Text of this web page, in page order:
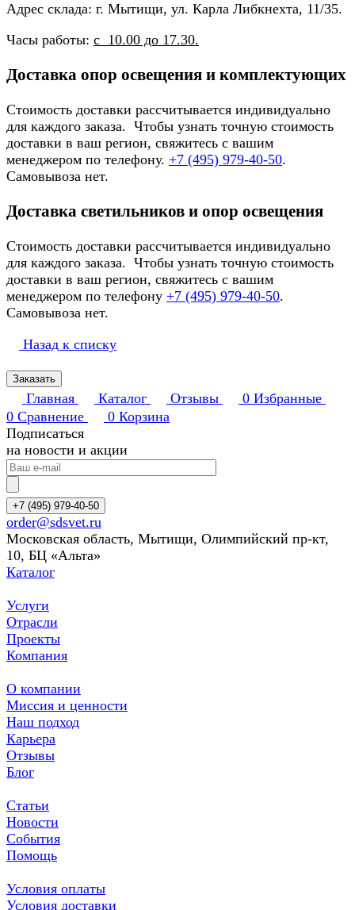
Адрес склада: г. Мытищи, ул. Карла Либкнехта, 11/35.
Часы работы: с 10.00 до 17.30.
Доставка опор освещения и комплектующих
Стоимость доставки рассчитывается индивидуально
для каждого заказа. Чтобы узнать точную стоимость
доставки в ваш регион, свяжитесь с вашим
менеджером по телефону. +7 (495) 979-40-50.
Самовывоза нет.
Доставка светильников и опор освещения
Стоимость доставки рассчитывается индивидуально
для каждого заказа. Чтобы узнать точную стоимость
доставки в ваш регион, свяжитесь с вашим
менеджером по телефону +7 (495) 979-40-50.
Самовывоза нет.
Назад к списку
Заказать
Главная Каталог Отзывы 0 Избранные
0 Сравнение 0 Корзина
Подписаться
на новости и акции
+7 (495) 979-40-50
order@sdsvet.ru
Московская область, Мытищи, Олимпийский пр-кт,
10, БЦ «Альта»
Каталог
Услуги
Отрасли
Проекты
Компания
О компании
Миссия и ценности
Наш подход
Карьера
Отзывы
Блог
Статьи
Новости
События
Помощь
Условия оплаты
Условия доставки